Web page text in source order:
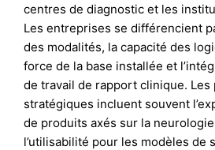
centres de diagnostic et les
Les entreprises se différencient
des modalités, la capacité des
force de la base installée et
de travail de rapport clinique. Les
stratégiques incluent souvent
de produits axés sur la
l’utilisabilité pour les modèles de